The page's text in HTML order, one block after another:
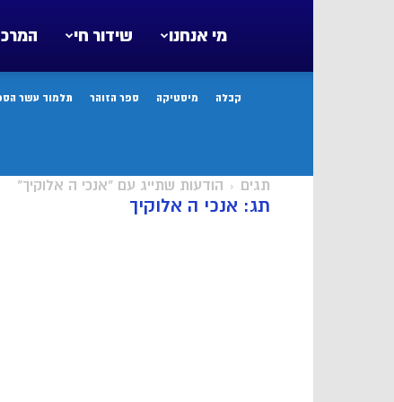
שידור חי מי אנחנו
קבלה מיסטיקה ספר הזוהר תלמוד עשר
תגים הודעות שתייג עם "אנכי ה אלוקיך"
תג: אנכי ה אלוקיך